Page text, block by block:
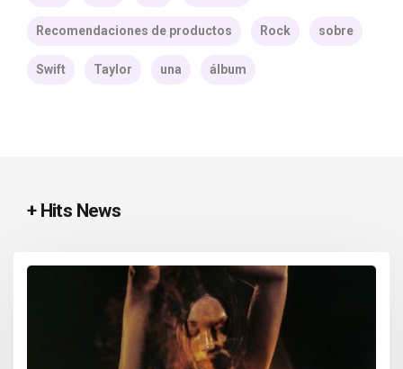
Recomendaciones de productos Rock sobre
Swift Taylor una álbum
+ Hits News